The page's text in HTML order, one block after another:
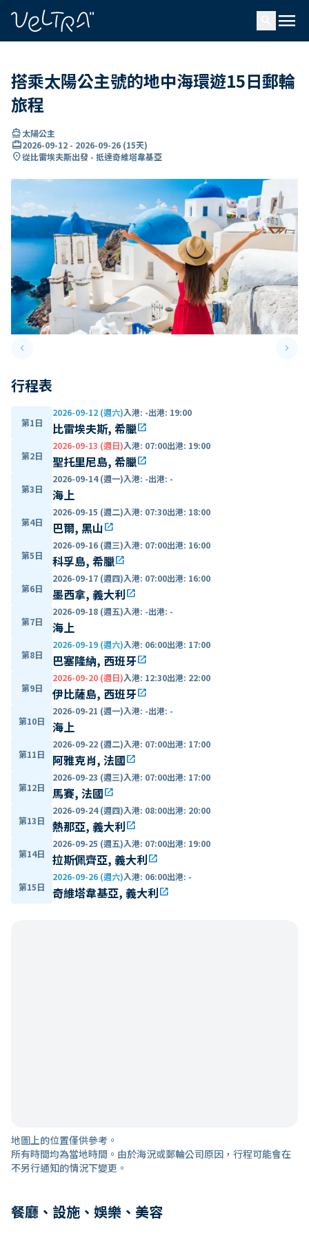
menu
搭乘太陽公主號的地中海環遊15日郵輪
旅程
directions_boat太陽公主
card_travel2026-09-12 - 2026-09-26 (15天)
location_on從比雷埃夫斯出發 - 抵達奇維塔韋基亞
keyboard_arrow_leftPrevious slide keyboard_arrow_right
行程表
第1日
2026-09-12 (週六)入港: -出港: 19:00
比雷埃夫斯, 希臘open_in_new
第2日
2026-09-13 (週日)入港: 07:00出港: 19:00
聖托里尼島, 希臘open_in_new
第3日
2026-09-14 (週一)入港: -出港: -
海上
第4日
2026-09-15 (週二)入港: 07:30出港: 18:00
巴爾, 黑山 open_in_new
第5日
2026-09-16 (週三)入港: 07:00出港: 16:00
科孚島, 希臘open_in_new
第6日
2026-09-17 (週四)入港: 07:00出港: 16:00
墨西拿, 義大利open_in_new
第7日
2026-09-18 (週五)入港: -出港: -
海上
第8日
2026-09-19 (週六)入港: 06:00出港: 17:00
巴塞隆納, 西班牙open_in_new
第9日
2026-09-20 (週日)入港: 12:30出港: 22:00
伊比薩島, 西班牙open_in_new
第10日
2026-09-21 (週一)入港: -出港: -
海上
第11日
2026-09-22 (週二)入港: 07:00出港: 17:00
阿雅克肖, 法國open_in_new
第12日
2026-09-23 (週三)入港: 07:00出港: 17:00
馬賽, 法國open_in_new
第13日
2026-09-24 (週四)入港: 08:00出港: 20:00
熱那亞, 義大利open_in_new
第14日
2026-09-25 (週五)入港: 07:00出港: 19:00
拉斯佩齊亞, 義大利open_in_new
第15日
2026-09-26 (週六)入港: 06:00出港: -
奇維塔韋基亞, 義大利open_in_new
地圖上的位置僅供參考。
所有時間均為當地時間。由於海況或郵輪公司原因，行程可能會在
不另行通知的情況下變更。
餐廳、設施、娛樂、美容